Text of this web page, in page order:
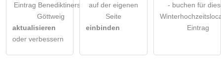
Eintrag Benediktinerstift
Göttweig
aktualisieren
oder verbessern
auf der eigenen
Seite
einbinden
- buchen für
Eintrag